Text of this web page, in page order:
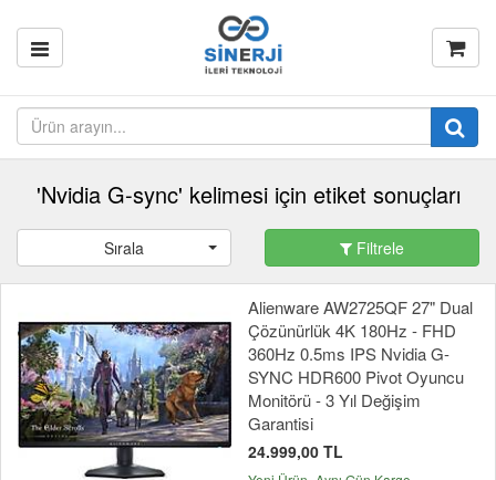
'Nvidia G-sync' kelimesi için etiket sonuçları
Sırala Filtrele
Alienware AW2725QF 27" Dual
Çözünürlük 4K 180Hz - FHD
360Hz 0.5ms IPS Nvidia G-
SYNC HDR600 Pivot Oyuncu
Monitörü - 3 Yıl Değişim
Garantisi
24.999,00 TL